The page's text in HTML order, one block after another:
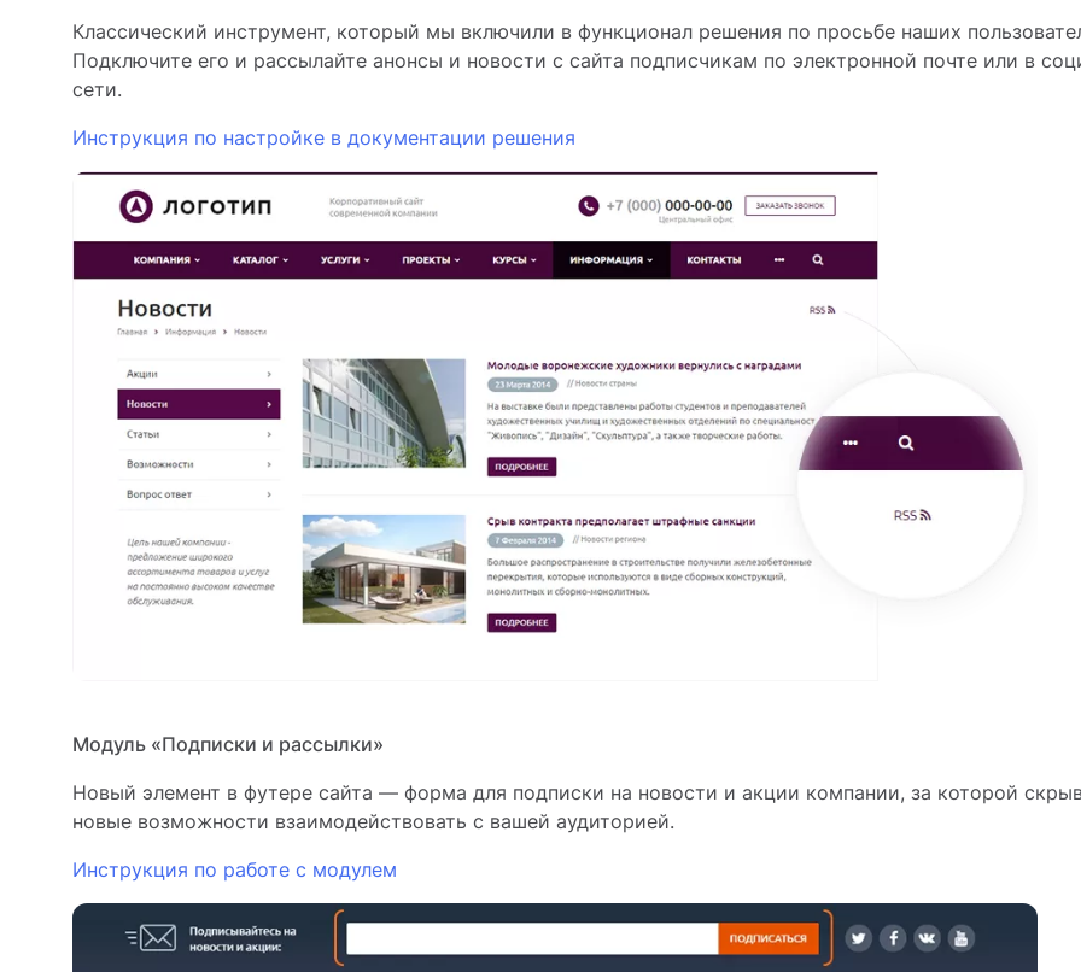
Классический инструмент, который мы включили в функционал решения по просьбе наших
Подключите его и рассылайте анонсы и новости с сайта подписчикам по электронной почте или в
сети.
Инструкция по настройке в документации решения
Модуль «Подписки и рассылки»
Новый элемент в футере сайта — форма для подписки на новости и акции компании, за которой
новые возможности взаимодействовать с вашей аудиторией.
Инструкция по работе с модулем